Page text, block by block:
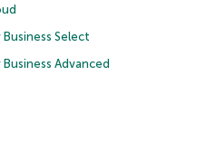
Select
Advanced